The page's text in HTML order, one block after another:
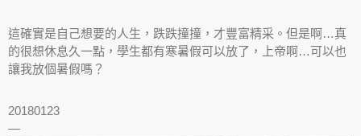
這確實是自己想要的人生，跌跌撞撞，才豐富精采。但是啊…真
的很想休息久一點，學生都有寒暑假可以放了，上帝啊…可以也
讓我放個暑假嗎？
20180123
—